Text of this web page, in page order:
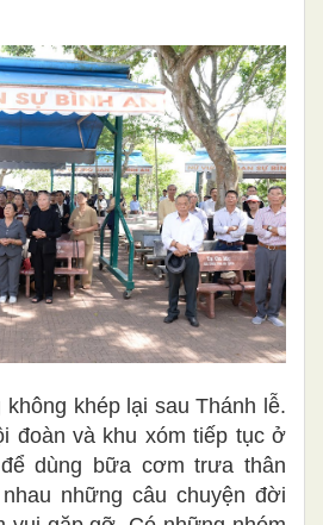
khép lại sau Thánh lễ.
đoàn và khu xóm tiếp tục ở
dùng bữa cơm trưa thân
những câu chuyện đời